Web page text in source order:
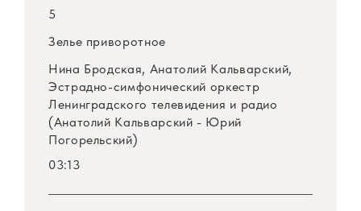
5
Зелье приворотное
Нина Бродская, Анатолий Кальварский,
Эстрадно-симфонический оркестр
Ленинградского телевидения и радио
(Анатолий Кальварский - Юрий
Погорельский)
03:13